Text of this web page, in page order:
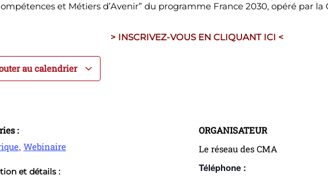
et Métiers d’Avenir” du programme France 2030, opéré par la
> INSCRIVEZ-VOUS EN CLIQUANT ICI <
au calendrier
:
,Webinaire
et détails :
ORGANISATEUR
Le réseau des CMA
Téléphone :